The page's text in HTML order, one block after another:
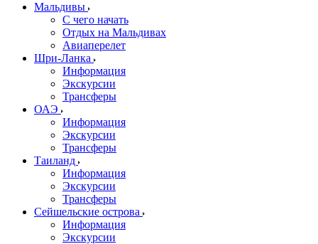
Мальдивы
С чего начать
Отдых на Мальдивах
Авиаперелет
Шри-Ланка
Информация
Экскурсии
Трансферы
ОАЭ
Информация
Экскурсии
Трансферы
Таиланд
Информация
Экскурсии
Трансферы
Сейшельские острова
Информация
Экскурсии